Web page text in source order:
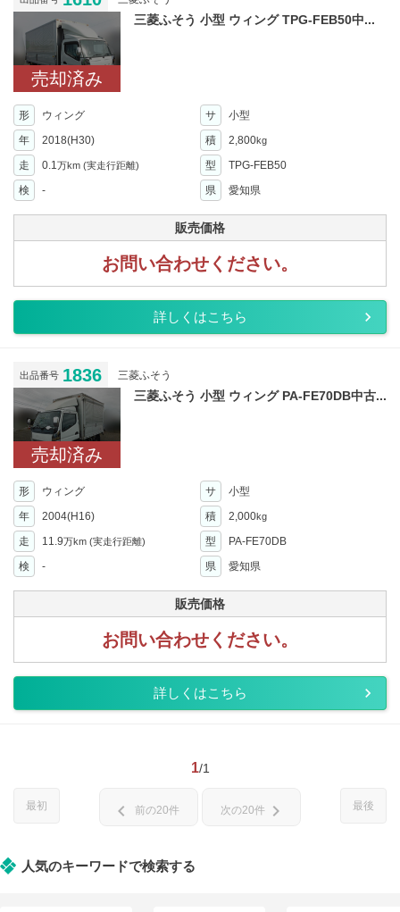
売却済み
三菱ふそう 小型 ウィング TPG-FEB50中...
形 ウィング サ
小型
年
2018(H30) 積 2,800kg
走 0.1万km (実走行距離) 型
TPG-FEB50
検
- 県 愛知県
販売価格
お問い合わせください。
詳しくはこちら
出品番号 1836 三菱ふそう
売却済み
三菱ふそう 小型 ウィング PA-FE70DB中古...
形 ウィング サ
小型
年
2004(H16) 積 2,000kg
走 11.9万km (実走行距離) 型
PA-FE70DB
検
- 県 愛知県
販売価格
お問い合わせください。
詳しくはこちら
1/1
最初 最後
chevron_left 前の20件 次の20件 chevron_right
人気のキーワードで検索する